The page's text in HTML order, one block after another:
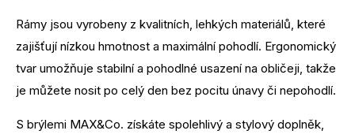
Rámy jsou vyrobeny z kvalitních, lehkých materiálů, které
zajišťují nízkou hmotnost a maximální pohodlí. Ergonomický
tvar umožňuje stabilní a pohodlné usazení na obličeji, takže
je můžete nosit po celý den bez pocitu únavy či nepohodlí.
S brýlemi MAX&Co. získáte spolehlivý a stylový doplněk,